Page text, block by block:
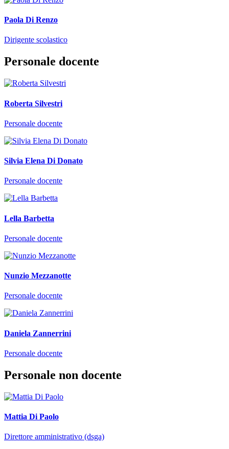
Paola Di Renzo
Dirigente scolastico
Personale docente
Roberta Silvestri
Personale docente
Silvia Elena Di Donato
Personale docente
Lella Barbetta
Personale docente
Nunzio Mezzanotte
Personale docente
Daniela Zannerrini
Personale docente
Personale non docente
Mattia Di Paolo
Direttore amministrativo (dsga)